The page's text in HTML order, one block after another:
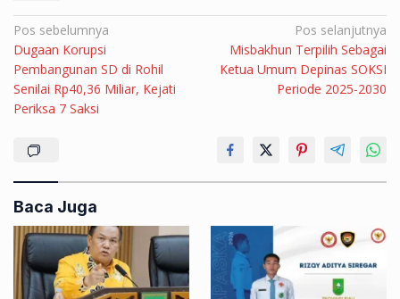
Navigasi
pos
Pos sebelumnya
Dugaan Korupsi
Pembangunan SD di Rohil
Senilai Rp40,36 Miliar, Kejati
Periksa 7 Saksi
Pos selanjutnya
Misbakhun Terpilih Sebagai
Ketua Umum Depinas SOKSI
Periode 2025-2030
Baca Juga